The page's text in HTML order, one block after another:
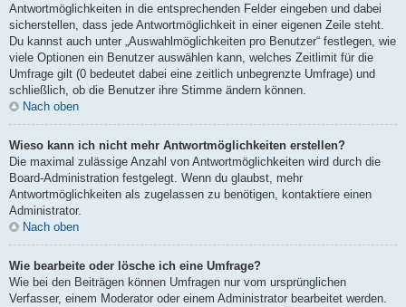
Antwortmöglichkeiten in die entsprechenden Felder eingeben und dabei
sicherstellen, dass jede Antwortmöglichkeit in einer eigenen Zeile steht.
Du kannst auch unter „Auswahlmöglichkeiten pro Benutzer“ festlegen, wie
viele Optionen ein Benutzer auswählen kann, welches Zeitlimit für die
Umfrage gilt (0 bedeutet dabei eine zeitlich unbegrenzte Umfrage) und
schließlich, ob die Benutzer ihre Stimme ändern können.
Nach oben
Wieso kann ich nicht mehr Antwortmöglichkeiten erstellen?
Die maximal zulässige Anzahl von Antwortmöglichkeiten wird durch die
Board-Administration festgelegt. Wenn du glaubst, mehr
Antwortmöglichkeiten als zugelassen zu benötigen, kontaktiere einen
Administrator.
Nach oben
Wie bearbeite oder lösche ich eine Umfrage?
Wie bei den Beiträgen können Umfragen nur vom ursprünglichen
Verfasser, einem Moderator oder einem Administrator bearbeitet werden.